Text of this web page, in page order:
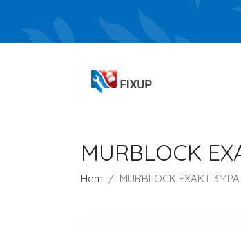
MURBLOCK
Hem MURBLOCK EXAKT 3MPA